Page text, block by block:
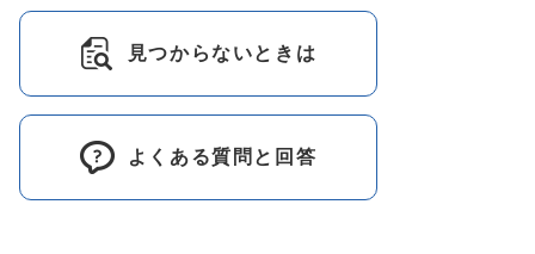
見つからないときは
よくある質問と回答